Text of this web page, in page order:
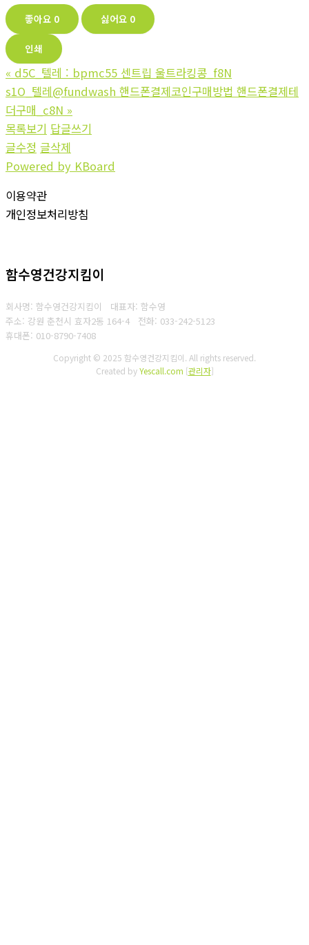
좋아요 0 싫어요 0
인쇄
« d5C_텔레 : bpmc55 센트립 울트라킹콩_f8N
s1O_텔레@fundwash 핸드폰결제코인구매방법 핸드폰결제테
더구매_c8N »
목록보기 답글쓰기
글수정 글삭제
Powered by KBoard
이용약관
개인정보처리방침
함수영건강지킴이
회사명: 함수영건강지킴이 대표자: 함수영
주소: 강원 춘천시 효자2동 164-4 전화: 033-242-5123
휴대폰: 010-8790-7408
Copyright © 2025 함수영건강지킴이. All rights reserved.
Created byYescall.com [관리자]